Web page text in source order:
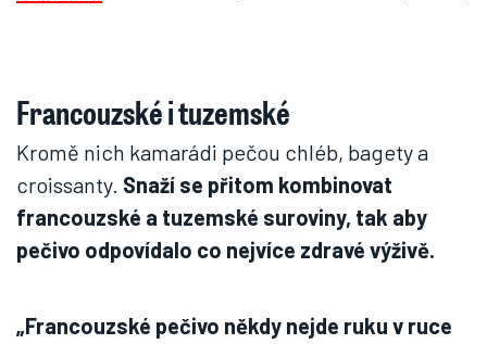
Francouzské i tuzemské
Kromě nich kamarádi pečou chléb, bagety a
croissanty. Snaží se přitom kombinovat
francouzské a tuzemské suroviny, tak aby
pečivo odpovídalo co nejvíce zdravé výživě.
„Francouzské pečivo někdy nejde ruku v ruce